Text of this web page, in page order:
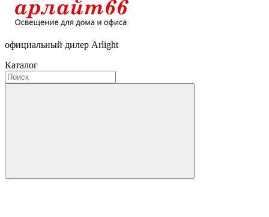
официальный дилер Arlight
Каталог